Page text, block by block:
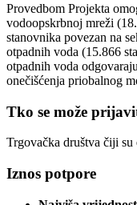
Provedbom Projekta
vodoopskrbnoj mreži
stanovnika povezan na
otpadnih voda (15.866
otpadnih voda
onečišćenja priobalnog
Tko se može
Trgovačka društva čiji
Iznos potpore